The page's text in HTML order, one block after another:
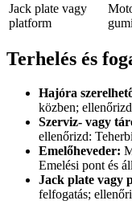
Jack plate vagy
platform
Terhelés és
Hajóra
közben;
Szerviz- vagy
ellenőrizd:
Emelőheveder:
Emelési pont és
Jack plate vagy
felfogatás;